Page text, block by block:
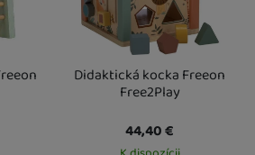
Didaktická kocka Freeon
Free2Play
44,40€